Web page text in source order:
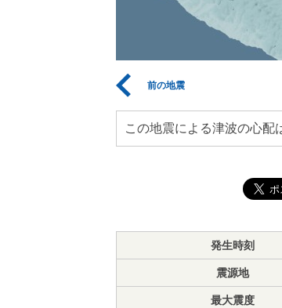
前の地震
この地震による津波の心配
発生時刻
震源地
最大震度